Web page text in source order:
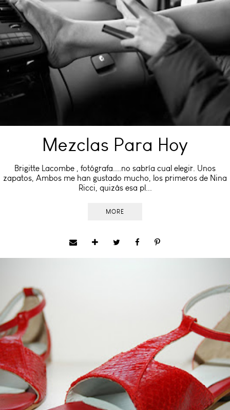
Mezclas Para Hoy
Brigitte Lacombe , fotógrafa....no sabría cual elegir. Unos
zapatos, Ambos me han gustado mucho, los primeros de Nina
Ricci, quizás esa pl...
MORE